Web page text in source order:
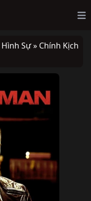
Hình Sự » Chính Kịch